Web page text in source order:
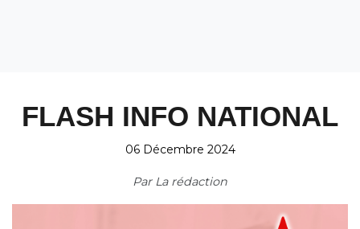
FLASH INFO NATIONAL
06 Décembre 2024
Par La rédaction